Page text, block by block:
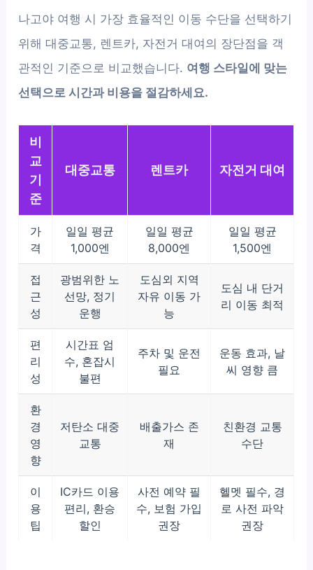
나고야 여행 시 가장 효율적인 이동 수단을 선택하기
위해 대중교통, 렌트카, 자전거 대여의 장단점을 객
관적인 기준으로 비교했습니다. 여행 스타일에 맞는
선택으로 시간과 비용을 절감하세요.
비
교
기
준
대중교통 렌트카 자전거 대여
가
격
일일 평균
1,000엔
일일 평균
8,000엔
일일 평균
1,500엔
접
근
성
광범위한 노
선망, 정기
운행
도심외 지역
자유 이동 가
능
도심 내 단거
리 이동 최적
편
리
성
시간표 엄
수, 혼잡시
불편
주차 및 운전
필요
운동 효과, 날
씨 영향 큼
환
경
영
향
저탄소 대중
교통
배출가스 존
재
친환경 교통
수단
이
용
팁
IC카드 이용
편리, 환승
할인
사전 예약 필
수, 보험 가입
권장
헬멧 필수, 경
로 사전 파악
권장